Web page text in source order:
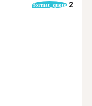
format_quote 2